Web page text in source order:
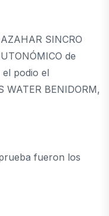
SINCRO
de
podio el
BENIDORM,
fueron los